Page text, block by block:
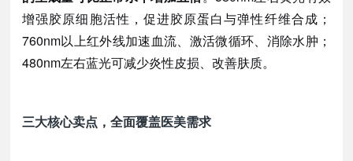
增强胶原细胞活性，促进胶原蛋白与弹性纤维合成；
760nm以上红外线加速血流、激活微循环、消除水肿；
480nm左右蓝光可减少炎性皮损、改善肤质。
三大核心卖点，全面覆盖医美需求